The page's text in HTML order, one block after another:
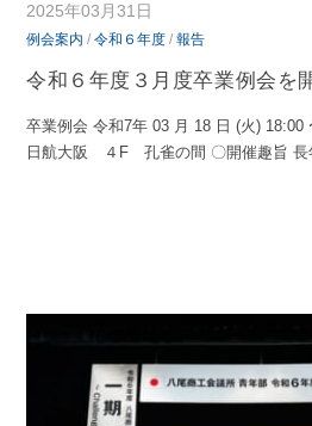
2025年03月31日
例会案内 /令和６年度 /報告
令和６年度３月度卒業例会を
卒業例会 令和7年 03 月 18 日 (火) 18:00
日航大阪 ４F 孔雀の間 〇開催趣旨 長